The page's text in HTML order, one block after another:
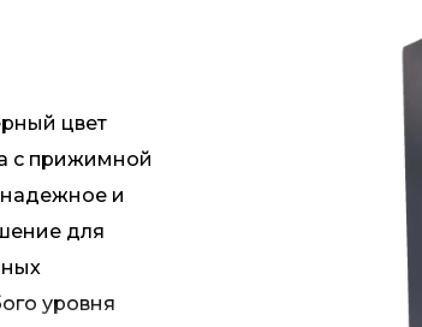
цвет
с прижимной
и
для
уровня